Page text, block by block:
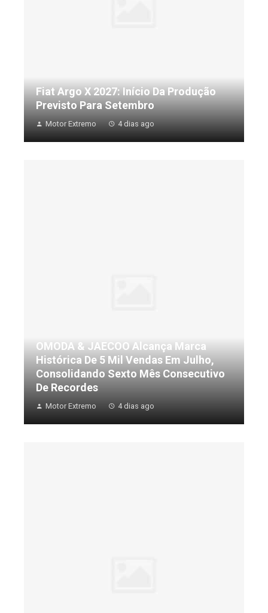
Fiat Argo X 2027: Início Da Produção
Previsto Para Setembro
Motor Extremo 4 dias ago
OMODA & JAECOO Alcança Marca
Histórica De 5 Mil Vendas Em Julho,
Consolidando Sexto Mês Consecutivo
De Recordes
Motor Extremo 4 dias ago